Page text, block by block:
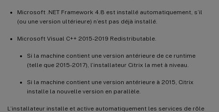
Microsoft .NET Framework 4.8 est installé automatiquement, s’il
(ou une version ultérieure) n’est pas déjà installé.
Microsoft Visual C++ 2015-2019 Redistributable.
Si la machine contient une version antérieure de ce runtime
(telle que 2015-2017), l’installateur Citrix la met à niveau.
Si la machine contient une version antérieure à 2015, Citrix
installe la nouvelle version en parallèle.
L’installateur installe et active automatiquement les services de rôle